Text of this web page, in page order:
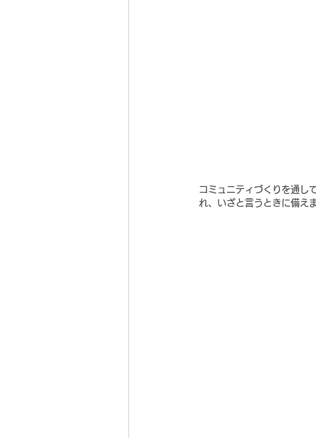
コミュニティづくりを通し
れ、いざと言うときに備え